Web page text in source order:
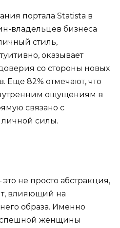
портала Statista в
владельцев бизнеса
стиль,
оказывает
со стороны новых
Еще 82% отмечают, что
ощущениям в
связано с
силы.
не просто абстракция,
влияющий на
образа. Именно
женщины